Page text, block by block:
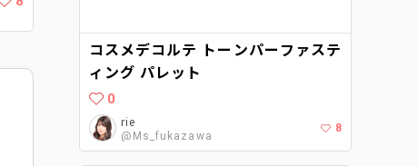
コスメデコルテ トーンパーファステ
ィング パレット
0
rie
@Ms_fukazawa
8